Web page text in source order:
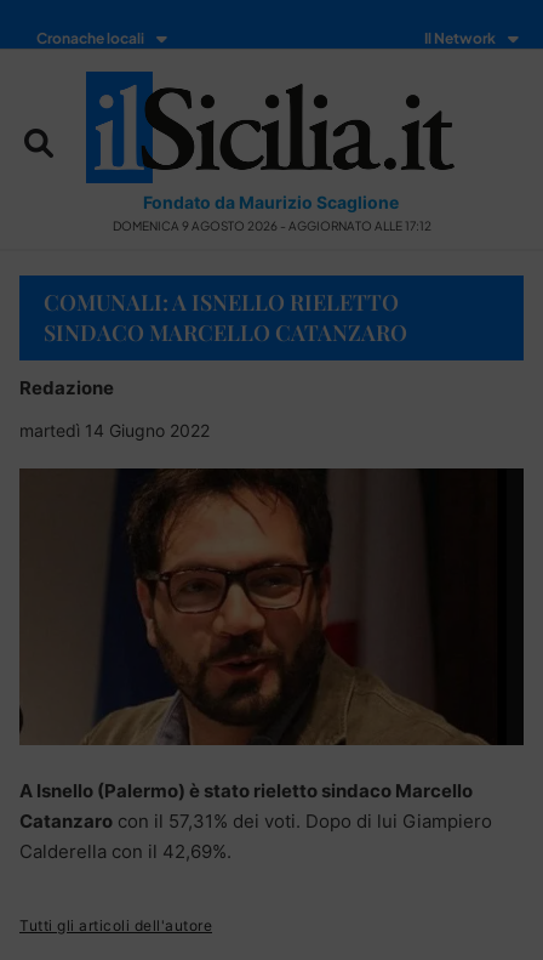
Cronache locali Il Network
Fondato da Maurizio Scaglione
DOMENICA 9 AGOSTO 2026 - AGGIORNATO ALLE 17:12
COMUNALI: A ISNELLO RIELETTO
SINDACO MARCELLO CATANZARO
Redazione
martedì 14 Giugno 2022
A Isnello (Palermo) è stato rieletto sindaco Marcello
Catanzaro con il 57,31% dei voti. Dopo di lui Giampiero
Calderella con il 42,69%.
Tutti gli articoli dell'autore